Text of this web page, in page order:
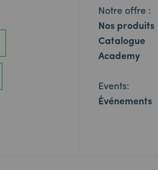
Notre offre :
Nos produits
Catalogue
Academy
Events:
Événements